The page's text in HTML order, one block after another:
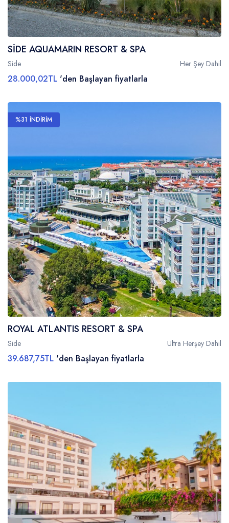
SİDE AQUAMARIN RESORT & SPA
Side Her Şey Dahil
28.000,02TL 'den Başlayan fiyatlarla
%31 İNDİRİM
ROYAL ATLANTIS RESORT & SPA
Side Ultra Herşey Dahil
39.687,75TL 'den Başlayan fiyatlarla